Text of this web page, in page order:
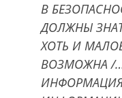
В
ДОЛЖНЫ
ХОТЬ И
ВОЗМОЖНА /